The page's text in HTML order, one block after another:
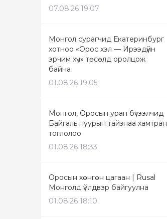
07.08.26 19:07
Монгол сурагчид Екатеринбург
хотноо «Орос хэл — Ирээдүйн
эрчим хүч» төсөлд оролцож
байна
01.08.26 19:05
Монгол, Оросын уран бүтээлчид
Байгаль нуурын тайзнаа хамтран
тоглолоо
01.08.26 18:33
Оросын хөнгөн цагаан | Rusal
Монголд үйлдвэр байгуулна
01.08.26 18:10